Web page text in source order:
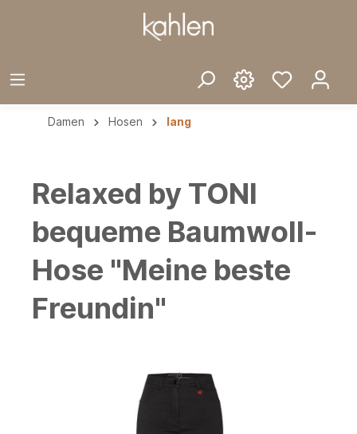
Damen Hosen lang
Relaxed by TONI
bequeme Baumwoll-
Hose "Meine beste
Freundin"